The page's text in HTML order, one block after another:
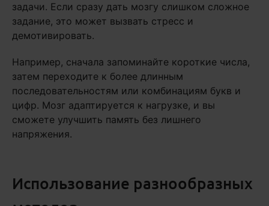
задачи. Если сразу дать мозгу слишком сложное
задание, это может вызвать стресс и
демотивировать.
Например, сначала запоминайте короткие числа,
затем переходите к более длинным
последовательностям или комбинациям букв и
цифр. Мозг адаптируется к нагрузке, и вы
сможете улучшить память без лишнего
напряжения.
Использование разнообразных